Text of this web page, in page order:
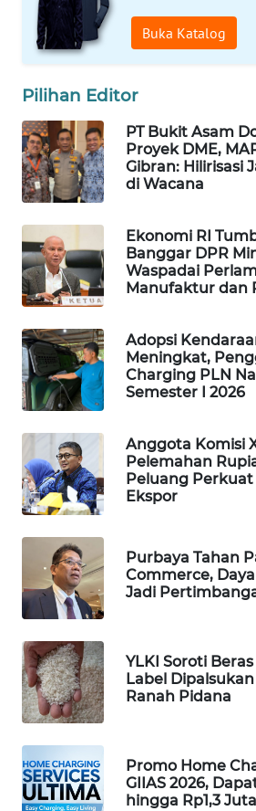
Buka Katalog
Pilihan Editor
PT Bukit Asam
Proyek DME,
Gibran: Hilirisasi
di Wacana
Ekonomi RI
Banggar DPR
Waspadai
Manufaktur dan
Adopsi
Meningkat,
Charging PLN
Semester I 2026
Anggota Komisi
Pelemahan
Peluang
Ekspor
Purbaya Tahan
Commerce,
Jadi
YLKI Soroti
Label
Ranah Pidana
Promo Home
GIIAS 2026,
hingga Rp1,3 Juta
ID
MAWAKA
MARTABAT
NET
PLN
MKLI
LPKKI
LKKI
KOPEKLIN
PORTAL
KONSUMEN
ALPERKLINAS
FORJASIDA
TAMBANG
NEWS
SIDIKALANG